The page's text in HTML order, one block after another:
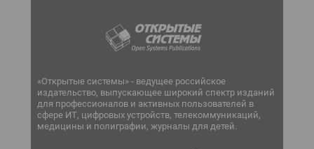
«Открытые системы» - ведущее российское
издательство, выпускающее широкий спектр изданий
для профессионалов и активных пользователей в
сфере ИТ, цифровых устройств, телекоммуникаций,
медицины и полиграфии, журналы для детей.